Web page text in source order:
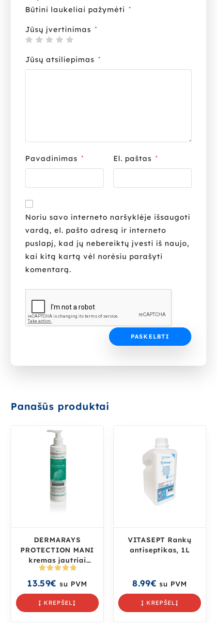
Būtini laukeliai pažymėti
*
Jūsų įvertinimas *
Jūsų atsiliepimas *
Pavadinimas * El. paštas *
Noriu savo interneto naršyklėje išsaugoti
vardą, el. pašto adresą ir interneto
puslapį, kad jų nebereiktų įvesti iš naujo,
kai kitą kartą vėl norėsiu parašyti
komentarą.
Panašūs produktai
DERMARAYS
PROTECTION MANI
kremas jautriai
rankų odai, 250 ml
s:5.00iš
5
13.59€ su PVM
Į KREPŠELĮ
VITASEPT Rankų
antiseptikas, 1L
8.99€ su PVM
Į KREPŠELĮ